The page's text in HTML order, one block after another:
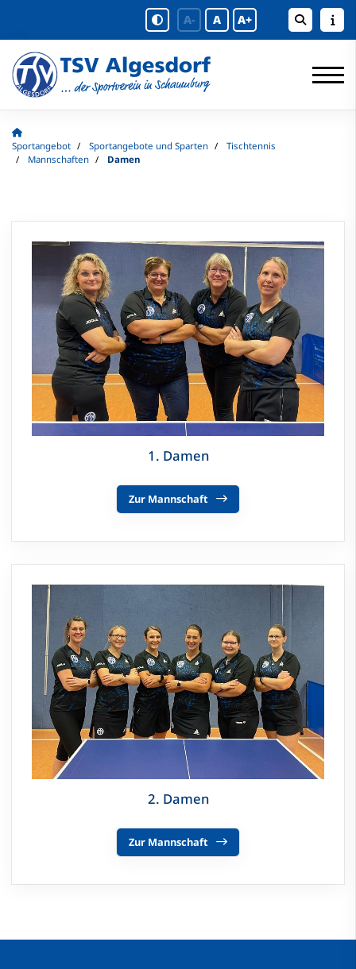
A- A A+
Sportangebot Sportangebote und Sparten
Tischtennis
Mannschaften
Damen
1. Damen
Zur Mannschaft
2. Damen
Zur Mannschaft